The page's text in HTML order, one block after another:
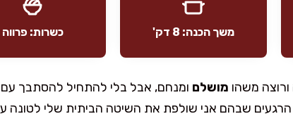
משך הכנה: 8 דק' כשרות: פרווה
משהו מושלם ומנחם, אבל בלי להתחיל להסתבך עם
הרגעים שבהם אני שולפת את השיטה הביתית שלי לטונה